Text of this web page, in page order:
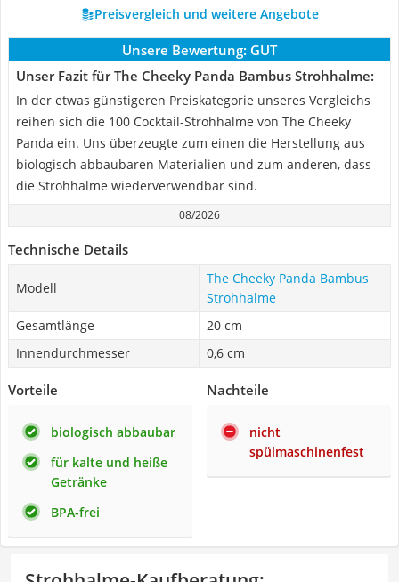
Preisvergleich und weitere Angebote
Unsere Bewertung: GUT
Unser Fazit für The Cheeky Panda Bambus Strohhalme:
In der etwas günstigeren Preiskategorie unseres Vergleichs
reihen sich die 100 Cocktail-Strohhalme von The Cheeky
Panda ein. Uns überzeugte zum einen die Herstellung aus
biologisch abbaubaren Materialien und zum anderen, dass
die Strohhalme wiederverwendbar sind.
08/2026
Technische Details
Modell
The Cheeky Panda Bambus
Strohhalme
Gesamtlänge
20 cm
Innendurchmesser
0,6 cm
Vorteile
biologisch abbaubar
für kalte und heiße
Getränke
BPA-frei
Nachteile
nicht
spülmaschinenfest